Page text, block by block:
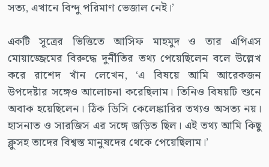
সত্য, এখানে বিন্দু পরিমাণ ভেজাল নেই।’
একটি সূত্রের ভিত্তিতে আসিফ মাহমুদ ও তার এপিএস
মোয়াজ্জেমের বিরুদ্ধে দুর্নীতির তথ্য পেয়েছিলেন বলে উল্লেখ
করে রাশেদ খাঁন লেখেন, ‘এ বিষয়ে আমি আরেকজন
উপদেষ্টার সঙ্গেও আলোচনা করেছিলাম। তিনিও বিষয়টি শুনে
অবাক হয়েছিলেন। ঠিক ডিসি কেলেঙ্কারির তথ্যও অসত্য নয়।
হাসনাত ও সারজিস এর সঙ্গে জড়িত ছিল। এই তথ্য আমি কিছু
ক্লুসহ তাদের বিশ্বস্ত মানুষদের থেকে পেয়েছিলাম।’